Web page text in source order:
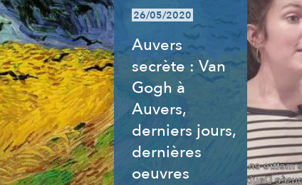
26/05/2020
Auvers
secrète : Van
Gogh à
Auvers,
derniers jours,
dernières
oeuvres